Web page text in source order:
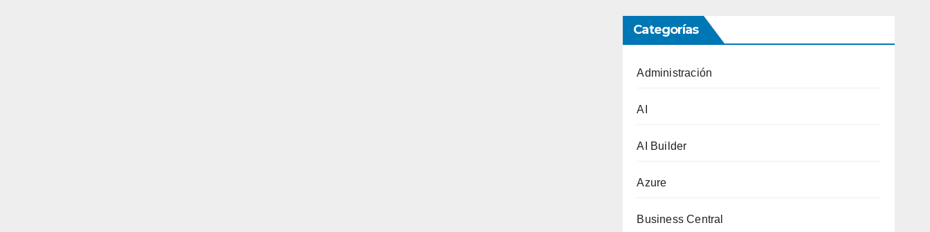
Categorías
Administración
AI
AI Builder
Azure
Business Central